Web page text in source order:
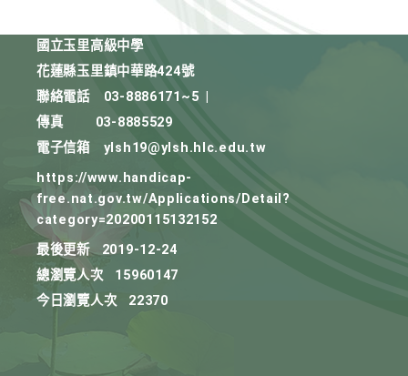
國立玉里高級中學
花蓮縣玉里鎮中華路424號
聯絡電話
03-8886171~5
傳真
03-8885529
電子信箱
ylsh19@ylsh.hlc.edu.tw
https://www.handicap-
free.nat.gov.tw/Applications/Detail?
category=20200115132152
最後更新
2019-12-24
總瀏覽人次
15960147
今日瀏覽人次
22370